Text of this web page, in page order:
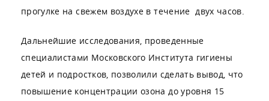
прогулке на свежем воздухе в течение двух часов.
Дальнейшие исследования, проведенные
специалистами Московского Института гигиены
детей и подростков, позволили сделать вывод, что
повышение концентрации озона до уровня 15